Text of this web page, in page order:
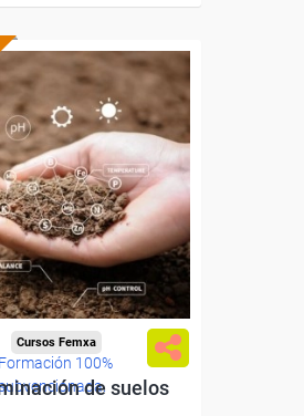
Formación 100%
Cursos Femxa
de suelos